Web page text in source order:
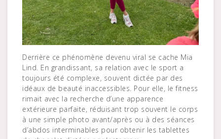
Derrière ce phénomène devenu viral se cache Mia
Lind. En grandissant, sa relation avec le sport a
toujours été complexe, souvent dictée par des
idéaux de beauté inaccessibles. Pour elle, le fitness
rimait avec la recherche d’une apparence
extérieure parfaite, réduisant trop souvent le corps
à une simple photo avant/après ou à des séances
d’abdos interminables pour obtenir les tablettes